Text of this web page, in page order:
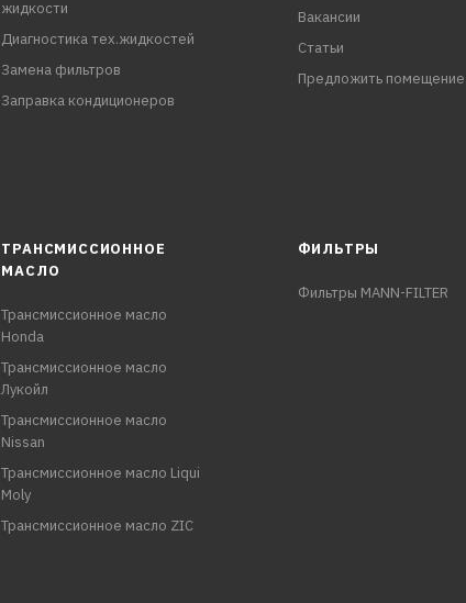
жидкости
Диагностика тех.жидкостей
Замена фильтров
Заправка кондиционеров
Вакансии
Статьи
Предложить помещение
ТРАНСМИССИОННОЕ
МАСЛО
Трансмиссионное масло
Honda
Трансмиссионное масло
Лукойл
Трансмиссионное масло
Nissan
Трансмиссионное масло Liqui
Moly
Трансмиссионное масло ZIC
ФИЛЬТРЫ
Фильтры MANN-FILTER